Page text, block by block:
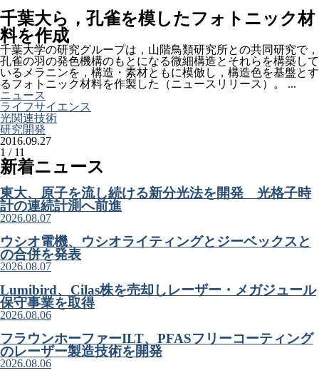
千葉大ら，孔雀を模したフォトニック材
料を作成
千葉大学の研究グループは，山階鳥類研究所との共同研究で，
孔雀の羽の発色機構のもとになる微細構造とそれらを構築して
いるメラニンを，構造・素材ともに模倣し，構造色を基盤とす
るフォトニック材料を作製した（ニュースリリース）。 ...
ニュース
ライフサイエンス
光関連技術
研究開発
2016.09.27
1 / 11
新着ニュース
東大、原子を流し続ける新分光法を開発 光格子時
計の連続計測へ前進
2026.08.07
ウシオ電機、ウシオライティングとジーベックスと
の合併を発表
2026.08.07
Lumibird、Cilas株を売却しレーザー・メガジュール
保守事業を取得
2026.08.06
フラウンホーファーILT、PFASフリーコーティング
のレーザー製造技術を開発
2026.08.06